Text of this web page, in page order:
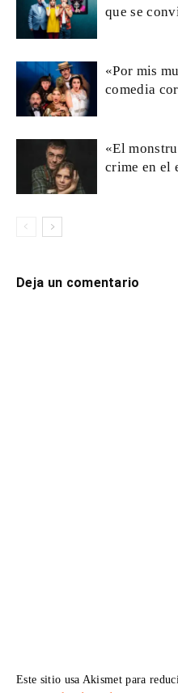
que se
«Por mis
comedia
«El
crime en el
Deja un comentario
Este sitio usa Akismet para